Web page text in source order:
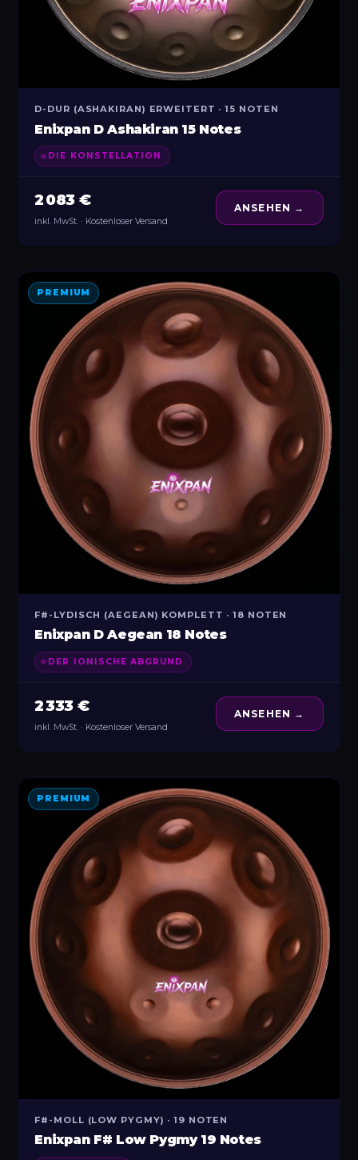
D-DUR (ASHAKIRAN) ERWEITERT · 15 NOTEN
Enixpan D Ashakiran 15 Notes
DIE KONSTELLATION
2 083 €
inkl. MwSt. · Kostenloser Versand
ANSEHEN →
PREMIUM
F#-LYDISCH (AEGEAN) KOMPLETT · 18 NOTEN
Enixpan D Aegean 18 Notes
DER IONISCHE ABGRUND
2 333 €
inkl. MwSt. · Kostenloser Versand
ANSEHEN →
PREMIUM
F#-MOLL (LOW PYGMY) · 19 NOTEN
Enixpan F# Low Pygmy 19 Notes